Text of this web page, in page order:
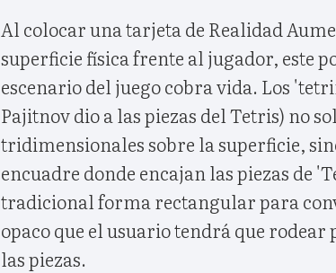
Al colocar una tarjeta de Realidad
superficie física frente al jugador, este
escenario del juego cobra vida. Los
Pajitnov dio a las piezas del Tetris) no
tridimensionales sobre la superficie,
encuadre donde encajan las piezas de
tradicional forma rectangular para
opaco que el usuario tendrá que rodear
las piezas.